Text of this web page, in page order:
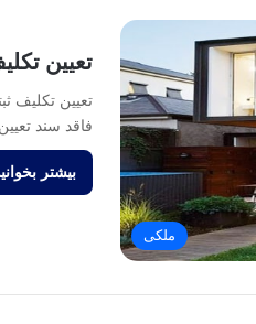
ملکی
تعیین
تعیین تکلیف
فاقد سند
بیشتر